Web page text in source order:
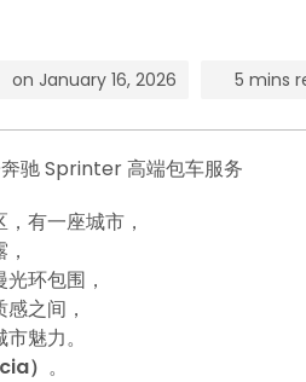
on January 16, 2026 5 mins
驰 Sprinter 高端包车服务
有一座城市，
环包围，
之间，
魅力。
） 。